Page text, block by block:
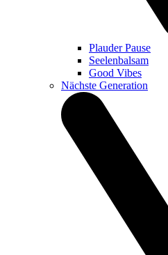
Plauder Pause
Seelenbalsam
Good Vibes
Nächste Generation